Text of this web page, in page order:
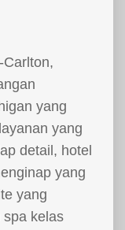
Carlton,
yang
yang
detail, hotel
yang
yang
spa kelas